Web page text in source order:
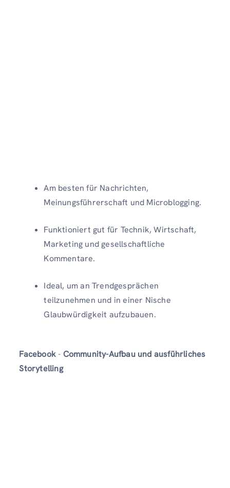
Am besten für Nachrichten,
Meinungsführerschaft und Microblogging.
Funktioniert gut für Technik, Wirtschaft,
Marketing und gesellschaftliche
Kommentare.
Ideal, um an Trendgesprächen
teilzunehmen und in einer Nische
Glaubwürdigkeit aufzubauen.
Facebook- Community-Aufbau und ausführliches
Storytelling